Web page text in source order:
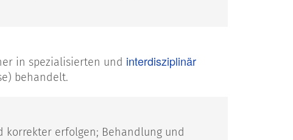
in spezialisierten und interdisziplinär
behandelt.
korrekter erfolgen; Behandlung und